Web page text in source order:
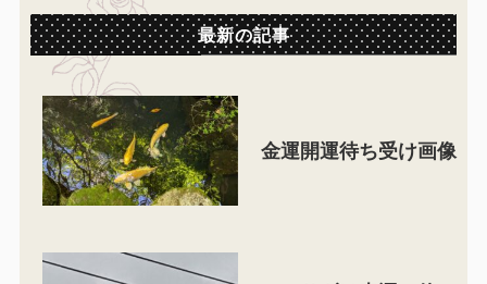
最新の記事
金運開運待ち受け画像